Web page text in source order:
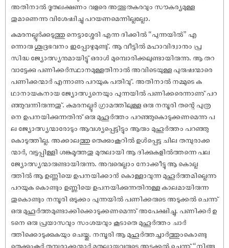
അതിനാൽ ദൂതലക്ഷണം വളരെ അത്ഭുതകരവും സൗകര്യമുള്ള
തുമാണെന്നു വിശേ‌ഷിച്ചു പറയണമെന്നില്ലല്ലോ.
കുമരനല്ലൂർക്കടുത്തു നെട്ടാശ്ശേരി എന്ന ദിക്കിൽ “പുന്നയിൽ” എ
ന്നൊരു ശൂദ്രഭവനം ഇപ്പോഴുമുണ്ടു്. ആ വീട്ടിൽ മഹാവിദ്വാനും പ്ര
സിദ്ധ ജ്യോത്സ്യനുമായിട്ടു് ഒരാൾ മുമ്പൊരിക്കലുണ്ടായിരുന്നു. ആ തറ
വാട്ടേക്കു പണിക്കർസ്ഥാനമുള്ളതിനാൽ അവിടെയുള്ള പുരു‌ഷന്മാരെ
പണിക്കന്മാർ എന്നാണു പറയുക പതിവു്. അതിനാൽ നമ്മുടെ ക
ഥാനായകനായ ജ്യോത്സ്യനെയും പുന്നയിൽ പണിക്കരെന്നാണു് പറ
ഞ്ഞുവന്നിരുന്നതു്. കുമരനല്ലൂർ ഗ്രാമത്തിലുള്ള ഒരു നമ്പൂരി തന്റെ പുത്ര
നെ ഉപനയിക്കുന്നതിനു് ഒരു മുഹൂർത്തം പറഞ്ഞുകൊടുക്കണമെന്നു പ
ല ജ്യോത്സ്യന്മാരോടും ആവശ്യപ്പെട്ടിട്ടും ആരും മുഹൂർത്തം പറഞ്ഞു
കൊടുത്തില്ല. അക്കാലത്തു തെക്കുംകൂറിൽ ഉൾപ്പെട്ട ചില തമ്പുരാക്ക
ന്മാർ, വട്ടപ്പിള്ളി ശങ്കുമൂത്തതു മുതലായി ആ ദിക്കുകളിൽത്തന്നെ പല
ജ്യോത്സ്യന്മാരുണ്ടായിരുന്നു. അവരെല്ലാം നോക്കീട്ടു ആ കൊല്ല
ത്തിൽ ആ ഉണ്ണിയെ ഉപനയിക്കാൻ കൊള്ളാവുന്ന മുഹൂർത്തമില്ലെന്നു
പറയുക കൊണ്ടും ഉണ്ണിയെ ഉപനയിക്കുന്നതിനുള്ള കാലമായിരുന്ന
തുകൊണ്ടും നമ്പൂരി ഒടുക്കം പുന്നയിൽ പണിക്കരുടെ അടുക്കൽ ചെന്നു്
ഒരു മുഹൂർത്തമുണ്ടാക്കിക്കൊടുക്കണമെന്നു് അപേക്ഷിച്ചു. പണിക്കർ ഉ
ടനെ ഒരു പ്രയാസവും സംശയവും കൂടാതെ മുഹൂർത്തം ചാർ
ത്തിക്കൊടുക്കുകയും ചെയ്തു. നമ്പൂരി ആ മുഹൂർത്തച്ചാർത്തുംകൊണ്ടു
തെക്കുംകൂർ തമ്പുരാക്കന്മാർ മുതലായവരുടെ അടുക്കൽ ചെന്നു് “നിങ്ങ